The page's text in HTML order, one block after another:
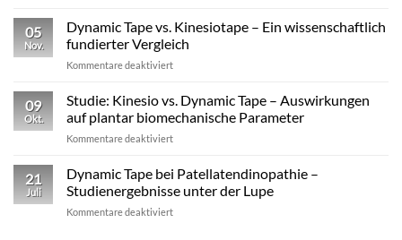
reine
Stabilisation
ausreicht
versus
neurophysiologische
Wirkungen
von
05
Nov.
Dynamic Tape vs. Kinesiotape – Ein wissenschaftlich
fundierter Vergleich
Kommentare deaktiviertfür
Tape
vs.
Kinesiotape
–
wissenschaftlich
fundierter
09
Okt.
Studie: Kinesio vs. Dynamic Tape – Auswirkungen
auf plantar biomechanische Parameter
Kommentare deaktiviertfür
Kinesio
vs.
Dynamic
Tape
21
Juli
Dynamic Tape bei Patellatendinopathie –
Studienergebnisse unter der Lupe
Kommentare deaktiviertfür